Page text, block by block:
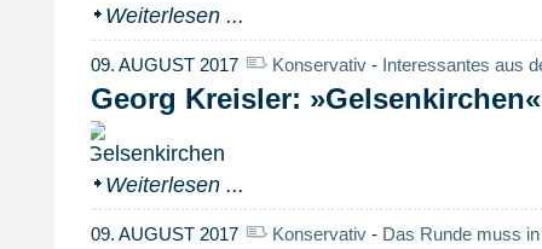
Weiterlesen ...
09. AUGUST 2017 Konservativ - Interessantes aus
Georg Kreisler: »Gelsenkirchen«
Weiterlesen ...
09. AUGUST 2017 Konservativ - Das Runde muss